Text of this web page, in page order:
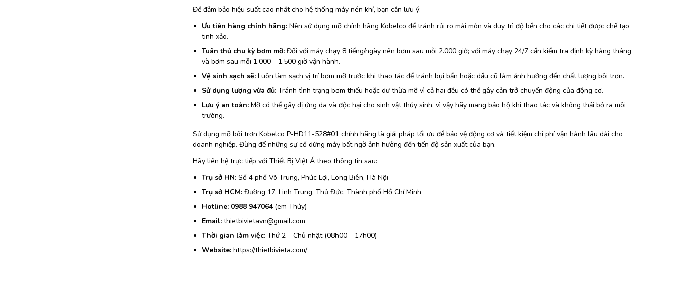
Để đảm bảo hiệu suất cao nhất cho hệ thống máy nén khí, bạn cần lưu ý:
Ưu tiên hàng chính hãng:Nên sử dụng mỡ chính hãng Kobelco để tránh rủi ro mài mòn và duy trì độ bền cho các chi tiết được chế tạo
tinh xảo.
Tuân thủ chu kỳ bơm mỡ:Đối với máy chạy 8 tiếng/ngày nên bơm sau mỗi 2.000 giờ; với máy chạy 24/7 cần kiểm tra định kỳ hàng tháng
và bơm sau mỗi 1.000 – 1.500 giờ vận hành.
Vệ sinh sạch sẽ:Luôn làm sạch vị trí bơm mỡ trước khi thao tác để tránh bụi bẩn hoặc dầu cũ làm ảnh hưởng đến chất lượng bôi trơn.
Sử dụng lượng vừa đủ:Tránh tình trạng bơm thiếu hoặc dư thừa mỡ vì cả hai đều có thể gây cản trở chuyển động của động cơ.
Lưu ý an toàn:Mỡ có thể gây dị ứng da và độc hại cho sinh vật thủy sinh, vì vậy hãy mang bảo hộ khi thao tác và không thải bỏ ra môi
trường.
Sử dụng mỡ bôi trơn Kobelco P-HD11-528#01 chính hãng là giải pháp tối ưu để bảo vệ động cơ và tiết kiệm chi phí vận hành lâu dài cho
doanh nghiệp. Đừng để những sự cố dừng máy bất ngờ ảnh hưởng đến tiến độ sản xuất của bạn.
Hãy liên hệ trực tiếp với Thiết Bị Việt Á theo thông tin sau:
Trụ sở HN:Số 4 phố Võ Trung, Phúc Lợi, Long Biên, Hà Nội
Trụ sở HCM:Đường 17, Linh Trung, Thủ Đức, Thành phố Hồ Chí Minh
Hotline: 0988 947064(em Thúy)
Email:thietbivietavn@gmail.com
Thời gian làm việc:Thứ 2 – Chủ nhật (08h00 – 17h00)
Website:https://thietbivieta.com/